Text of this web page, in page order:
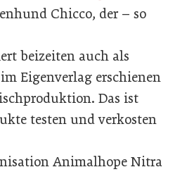
Chicco, der – so
beizeiten auch als
Eigenverlag erschienen
Das ist
testen und verkosten
Animalhope Nitra